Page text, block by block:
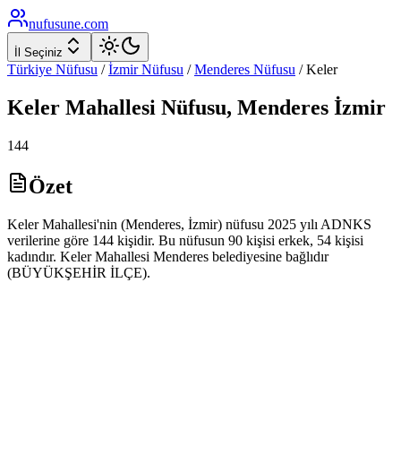
nufusune.com
İl Seçiniz
Türkiye Nüfusu / İzmirNüfusu / Menderes Nüfusu /Keler
Keler Mahallesi Nüfusu, Menderes İzmir
144
Özet
Keler Mahallesi'nin (Menderes, İzmir) nüfusu 2025 yılı ADNKS
verilerine göre 144 kişidir. Bu nüfusun 90 kişisi erkek, 54 kişisi
kadındır. Keler Mahallesi Menderes belediyesine bağlıdır
(BÜYÜKŞEHİR İLÇE).